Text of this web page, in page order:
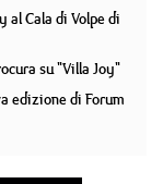
al Cala di Volpe di
su "Villa Joy"
edizione di Forum